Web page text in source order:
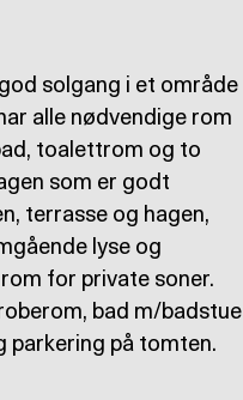
solgang i et område
alle nødvendige rom
toalettrom og to
som er godt
terrasse og hagen,
lyse og
for private soner.
bad m/badstue
parkering på tomten.